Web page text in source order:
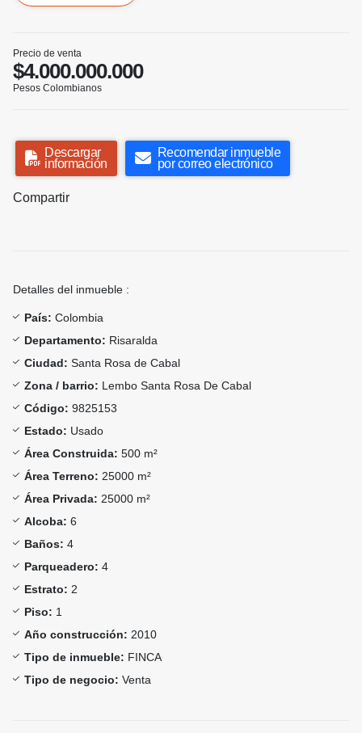
Precio de venta
$4.000.000.000
Pesos Colombianos
Descargar
información
Recomendar inmueble
por correo electrónico
Compartir
Detalles del inmueble :
País: Colombia
Departamento: Risaralda
Ciudad: Santa Rosa de Cabal
Zona / barrio: Lembo Santa Rosa De Cabal
Código: 9825153
Estado: Usado
Área Construida: 500 m²
Área Terreno: 25000 m²
Área Privada: 25000 m²
Alcoba: 6
Baños: 4
Parqueadero: 4
Estrato: 2
Piso: 1
Año construcción: 2010
Tipo de inmueble: FINCA
Tipo de negocio: Venta